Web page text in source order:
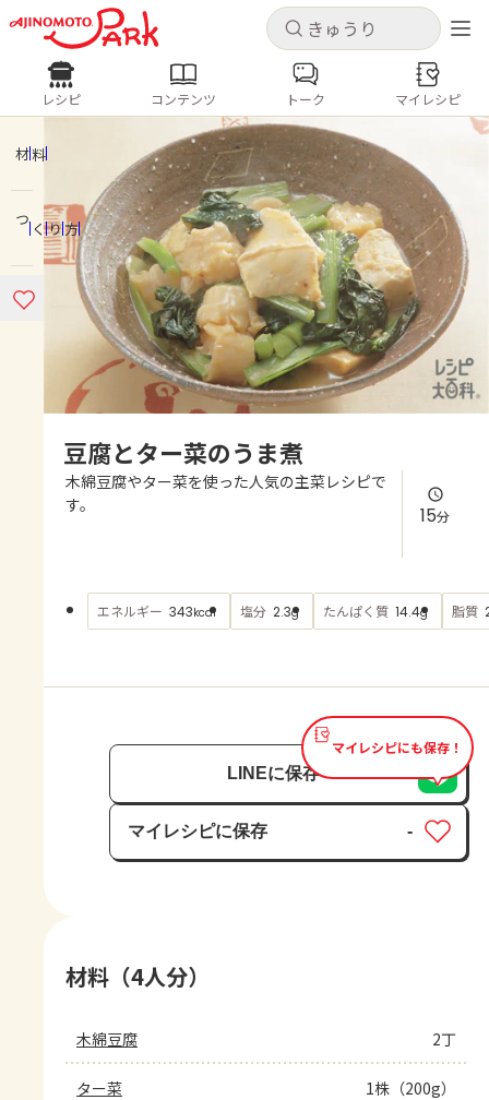
キャンセル
ログインするとレシピを保存できます
ログイン 新規登録
ホーム
コンテンツ
レシピ
よくあるお問い合わせ
AJINOMOTO PARK とは
キャンセル
レシピ コンテンツ
人気の食材・レシピ
きゅうり なす トマト
とうもろこし
ピーマン
みょうが ゴーヤ
レシピ コンテンツ トーク マイレシピ
材料
つくり方
豆腐とター菜のうま煮
木綿豆腐やター菜を使った人気の主菜レシピで
す。
15分
エネルギー 343kcal 塩分 2.3g たんぱく質 14.4g 脂質
マイレシピにも保存！
LINEに保存
マイレシピに保存
保存済み
-
材料（4人分）
木綿豆腐 2丁
ター菜 1株（200g）